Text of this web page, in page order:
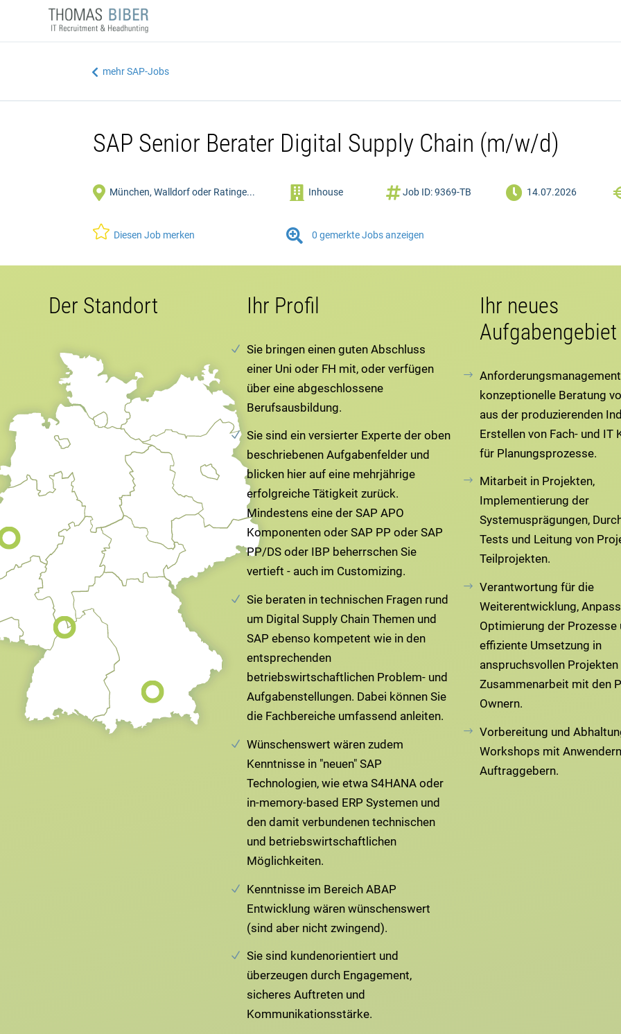
 mehr SAP-Jobs
SAP Senior Berater Digital Supply Chain (m/w/d)
 München, Walldorf oder Ratinge...  Inhouse Job ID: 9369-TB  14.07.2026
 Diesen Job merken  0 gemerkte Jobs anzeigen
Der Standort Ihr Profil
Sie bringen einen guten Abschluss
einer Uni oder FH mit, oder verfügen
über eine abgeschlossene
Berufsausbildung.
Sie sind ein versierter Experte der oben
beschriebenen Aufgabenfelder und
blicken hier auf eine mehrjährige
erfolgreiche Tätigkeit zurück.
Mindestens eine der SAP APO
Komponenten oder SAP PP oder SAP
PP/DS oder IBP beherrschen Sie
vertieft - auch im Customizing.
Sie beraten in technischen Fragen rund
um Digital Supply Chain Themen und
SAP ebenso kompetent wie in den
entsprechenden
betriebswirtschaftlichen Problem- und
Aufgabenstellungen. Dabei können Sie
die Fachbereiche umfassend anleiten.
Wünschenswert wären zudem
Kenntnisse in "neuen" SAP
Technologien, wie etwa S4HANA oder
in-memory-based ERP Systemen und
den damit verbundenen technischen
und betriebswirtschaftlichen
Möglichkeiten.
Kenntnisse im Bereich ABAP
Entwicklung wären wünschenswert
(sind aber nicht zwingend).
Sie sind kundenorientiert und
überzeugen durch Engagement,
sicheres Auftreten und
Kommunikationsstärke.
Ihr neues
Aufgabengebiet
konzeptionelle Beratung
aus der produzierenden
Erstellen von Fach- und IT
für Planungsprozesse.
Mitarbeit in Projekten,
Implementierung der
Systemusprägungen,
Tests und Leitung von
Teilprojekten.
Verantwortung für die
Weiterentwicklung,
Optimierung der Prozesse
effiziente Umsetzung in
anspruchsvollen Projekten
Zusammenarbeit mit den
Ownern.
Vorbereitung und
Workshops mit
Auftraggebern.